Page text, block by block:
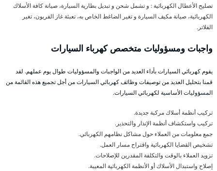
تصليح الأعطال الكهربائية : و تشمل شحن و تبديل بطارية السيارة، صيانة كافة الأسلاك
الكهربائية، صيانة مكيف السيارة و تغير الضاغط الخاص به، تعبئة غاز الفريون، تغير
الفلاتر.
واجبات ومسؤوليات متخصص كهرباء السيارات
يقوم كهربائي السيارات بأداء العديد من الواجبات والمسؤوليات طوال يوم عملهم. لقد
قمنا بتحليل العديد من توصيفات وظائف كهربائي السيارات من أجل تجميع هذه القائمة من
المسؤوليات الأساسية لكهربائي السيارات.
تركيب أنظمة أسلاك مركبة جديدة.
تركيب واستكشاف أنظمة الإنذار والتحذير.
جمع معلومات من العملاء حول مشاكل نظامهم الكهربائي.
تشخيص القضايا الكهربائية واقتراح مسار العمل.
تزويد العملاء بالوقت والتكلفة المقدرين للإصلاحات.
إصلاح واستبدال الأسلاك أو الأنظمة الكهربائية المعيبة.